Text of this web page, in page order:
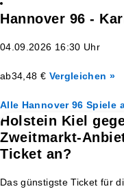
Hannover 96 -
04.09.2026 16:30 Uhr
ab34,48 € Vergleichen »
Alle Hannover 96 Spiele
Holstein Kiel
Zweitmarkt-
Ticket an?
Das günstigste Ticket für